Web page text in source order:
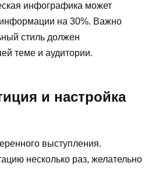
инфографика может
на 30%. Важно
стиль должен
теме и аудитории.
и настройка
выступления.
несколько раз, желательно